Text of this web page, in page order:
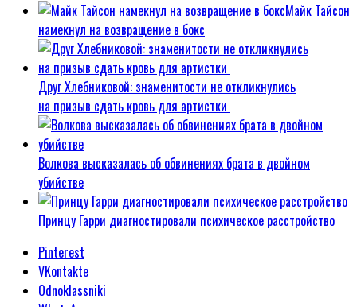
Майк Тайсон
намекнул на возвращение в бокс
Друг Хлебниковой: знаменитости не откликнулись
на призыв сдать кровь для артистки
Волкова высказалась об обвинениях брата в двойном
убийстве
Принцу Гарри диагностировали психическое расстройство
Pinterest
VKontakte
Odnoklassniki